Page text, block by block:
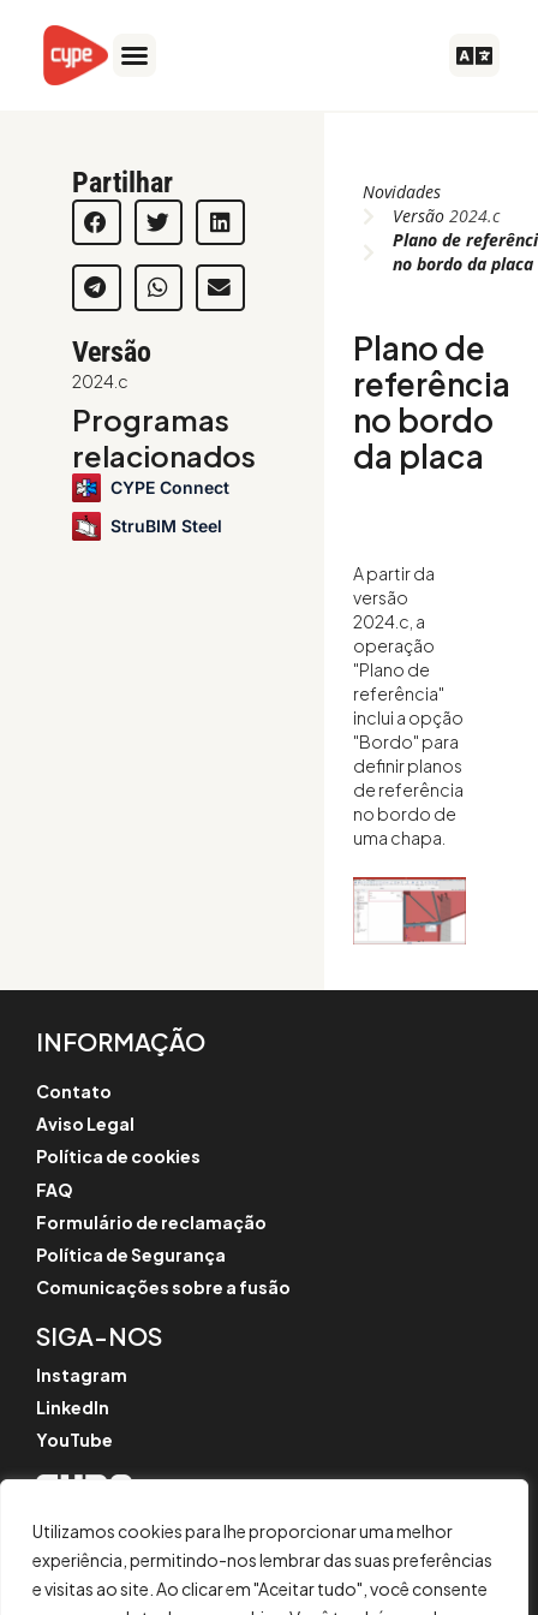
Utilizamos cookies para lhe proporcionar uma melhor
experiência, permitindo-nos lembrar das suas preferências
e visitas ao site. Ao clicar em "Aceitar tudo", você consente
conteúdo
Partilhar
Versão
2024.c
Programas
relacionados
CYPE Connect
StruBIM Steel
Novidades
Versão2024.c
Plano de
no bordo da placa
Plano de
referência
no bordo
da placa
A partir da
versão
2024.c, a
operação
"Plano de
referência"
inclui a opção
"Bordo" para
definir planos
de referência
no bordo de
uma chapa.
INFORMAÇÃO
Contato
Aviso Legal
Política de cookies
FAQ
Formulário de reclamação
Política de Segurança
Comunicações sobre a fusão
SIGA-NOS
Instagram
LinkedIn
YouTube
© CYPE Ingenieros, S.A.
Av. de Loring, 4
03003 Alicante, Espanha